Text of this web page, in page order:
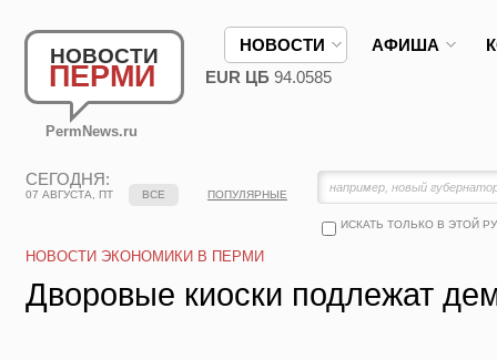
НОВОСТИ
ПЕРМИ
PermNews.ru
НОВОСТИ АФИША
EUR ЦБ 94.0585
СЕГОДНЯ:
07 АВГУСТА, ПТ
ИСКАТЬ ТОЛЬКО В ЭТОЙ
ВСЕ ПОПУЛЯРНЫЕ
НОВОСТИ ЭКОНОМИКИ В ПЕРМИ
Дворовые киоски подлежат